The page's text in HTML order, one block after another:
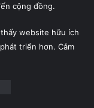
cộng đồng.
website hữu ích
triển hơn. Cảm